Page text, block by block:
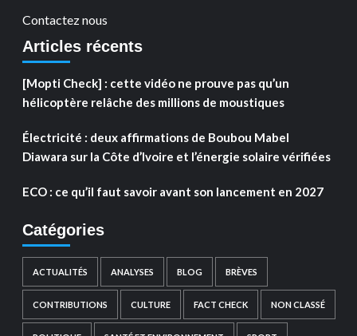
Contactez nous
Articles récents
[Mopti Check] : cette vidéo ne prouve pas qu’un
hélicoptère relâche des millions de moustiques
Électricité : deux affirmations de Boubou Mabel
Diawara sur la Côte d’Ivoire et l’énergie solaire vérifiées
ECO : ce qu’il faut savoir avant son lancement en 2027
Catégories
ACTUALITÉS ANALYSES BLOG BRÈVES
CONTRIBUTIONS CULTURE FACT CHECK NON CLASSÉ